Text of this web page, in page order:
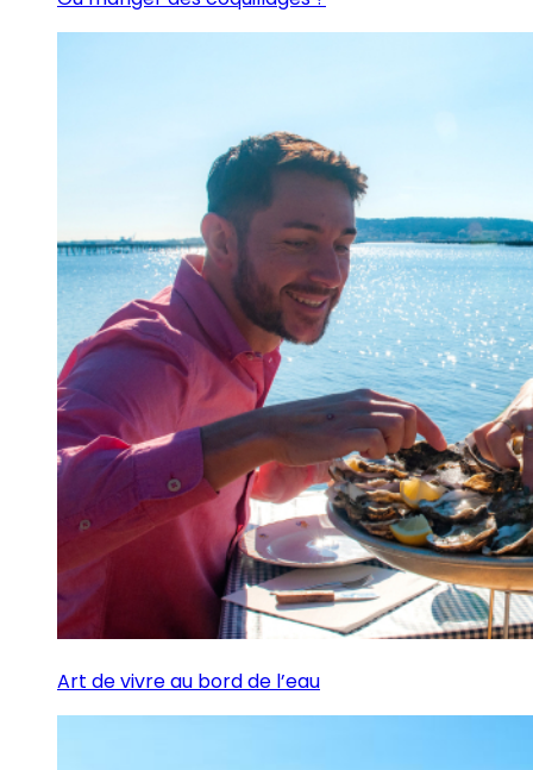
Art de vivre au bord de l’eau